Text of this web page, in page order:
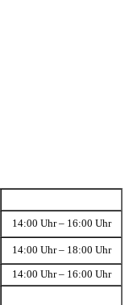
14:00 Uhr – 16:00 Uhr
14:00 Uhr – 18:00 Uhr
14:00 Uhr – 16:00 Uhr